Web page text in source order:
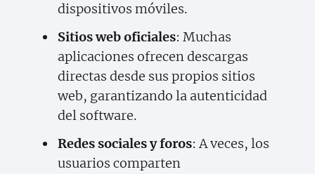
dispositivos móviles.
Sitios web oficiales: Muchas
aplicaciones ofrecen descargas
directas desde sus propios sitios
web, garantizando la autenticidad
del software.
Redes sociales y foros: A veces, los
usuarios comparten